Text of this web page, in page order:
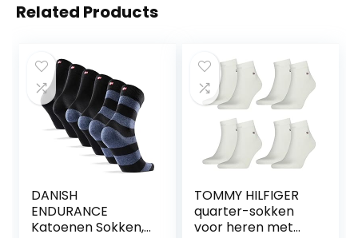
Related Products
DANISH
ENDURANCE
Katoenen Sokken,
TOMMY HILFIGER
quarter-sokken
voor heren met